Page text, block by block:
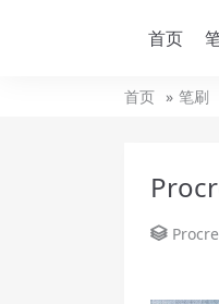
首页
首页 笔刷